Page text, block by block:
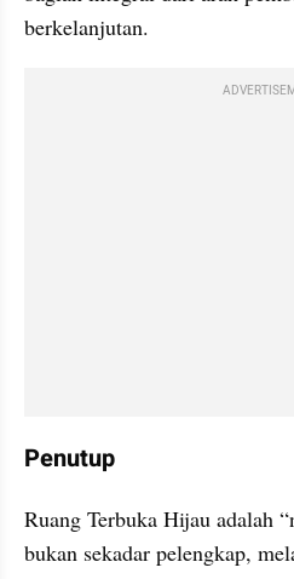
berkelanjutan.
Penutup
Ruang Terbuka Hijau adalah
bukan sekadar pelengkap,